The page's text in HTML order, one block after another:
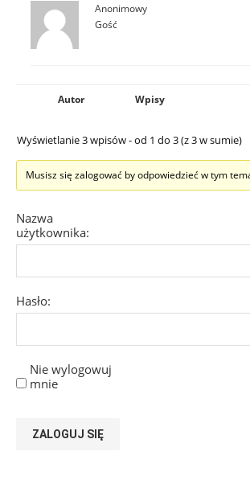
Anonimowy
Gość
Autor Wpisy
Wyświetlanie 3 wpisów - od 1 do 3 (z 3 w sumie)
Musisz się zalogować by odpowiedzieć w tym
Nazwa
użytkownika:
Hasło:
Nie wylogowuj
mnie
ZALOGUJ SIĘ